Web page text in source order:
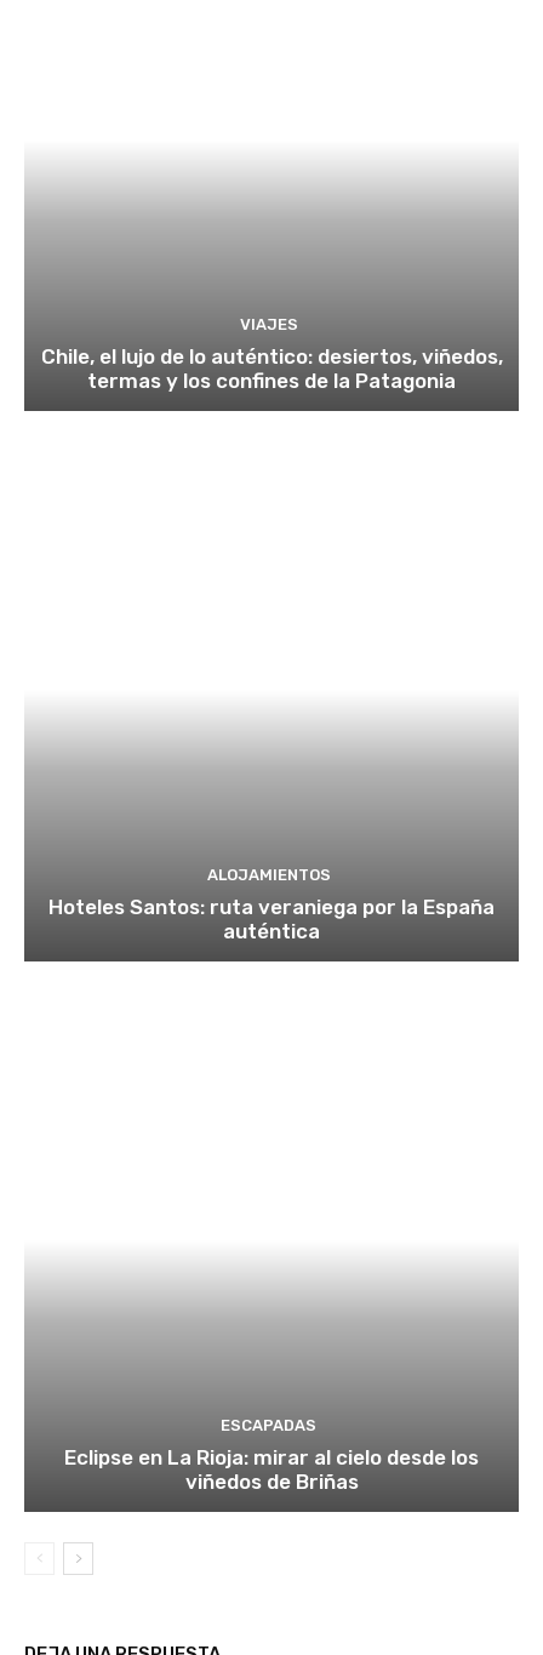
VIAJES
Chile, el lujo de lo auténtico: desiertos, viñedos,
termas y los confines de la Patagonia
ALOJAMIENTOS
Hoteles Santos: ruta veraniega por la España
auténtica
ESCAPADAS
Eclipse en La Rioja: mirar al cielo desde los
viñedos de Briñas